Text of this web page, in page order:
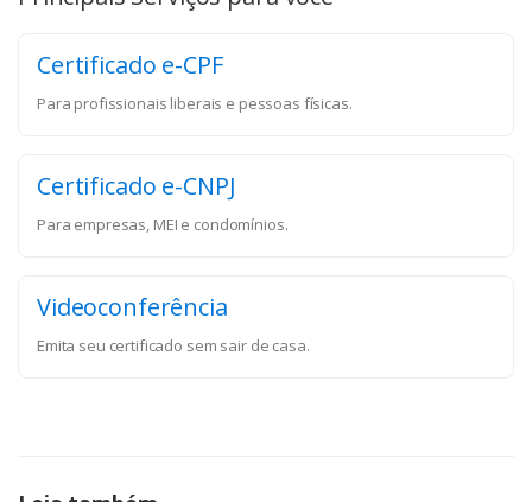
Certificado e-CPF
Para profissionais liberais e pessoas físicas.
Certificado e-CNPJ
Para empresas, MEI e condomínios.
Videoconferência
Emita seu certificado sem sair de casa.